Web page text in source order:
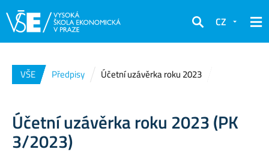
Hledat
CZ
VŠE Předpisy Účetní uzávěrka roku 2023
Účetní uzávěrka roku 2023 (PK
3/2023)